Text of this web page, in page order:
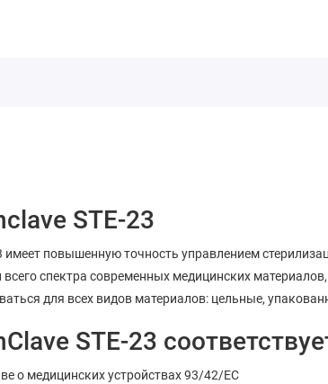
STE-23
имеет повышенную точность управлением
всего спектра современных медицинских
для всех видов материалов: цельные,
STE-23
о медицинских устройствах 93/42/EC